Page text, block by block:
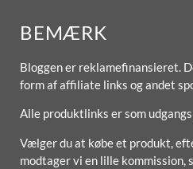
BEMÆRK
Bloggen er reklamefinansieret.
form af affiliate links og andet
Alle produktlinks er som
Vælger du at købe et produkt,
modtager vi en lille kommission,